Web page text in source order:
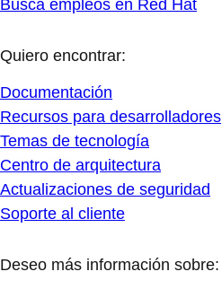
Busca empleos en Red Hat
Quiero encontrar:
Documentación
Recursos para desarrolladores
Temas de tecnología
Centro de arquitectura
Actualizaciones de seguridad
Soporte al cliente
Deseo más información sobre: